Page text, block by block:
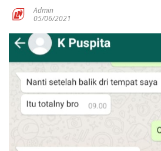
Admin
05/06/2021